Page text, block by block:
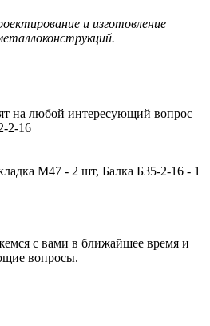
и изготовление
на любой интересующий вопрос
2-16
М47 - 2 шт, Балка Б35-2-16 - 1
с вами в ближайшее время и
вопросы.